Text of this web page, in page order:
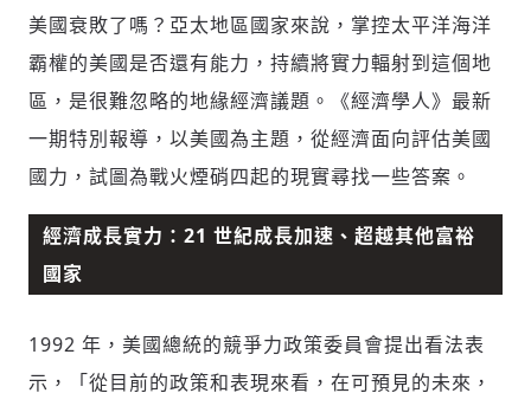
美國衰敗了嗎？亞太地區國家來說，掌控太平洋海洋
霸權的美國是否還有能力，持續將實力輻射到這個地
區，是很難忽略的地緣經濟議題。《經濟學人》最新
一期特別報導，以美國為主題，從經濟面向評估美國
國力，試圖為戰火煙硝四起的現實尋找一些答案。
經濟成長實力：21 世紀成長加速、超越其他富裕
國家
1992 年，美國總統的競爭力政策委員會提出看法表
示，「從目前的政策和表現來看，在可預見的未來，